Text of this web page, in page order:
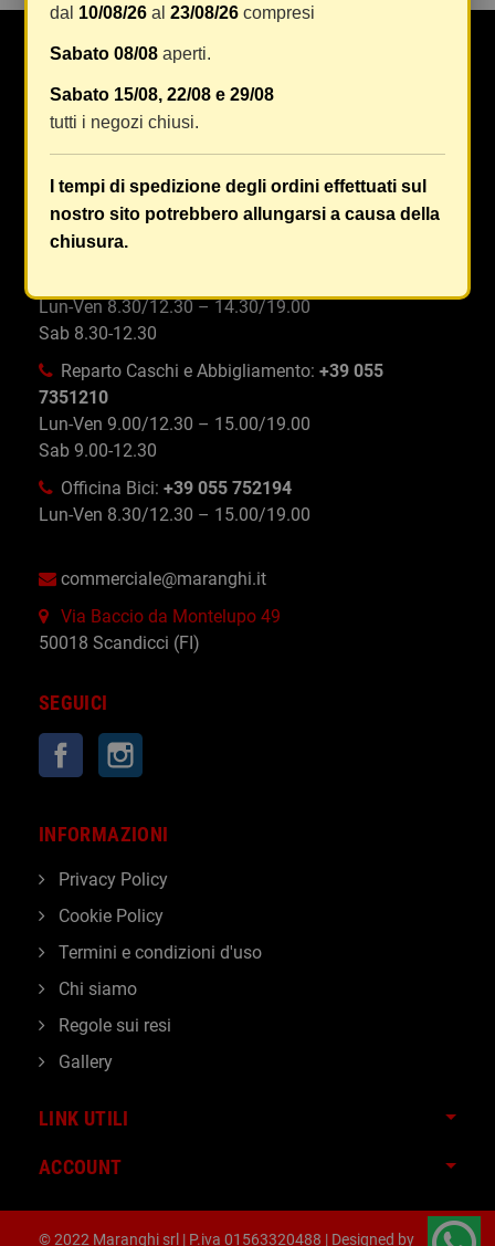
dal 10/08/26 al23/08/26 compresi
Sabato 08/08 aperti.
Sabato 15/08, 22/08 e 29/08
tutti i negozi chiusi.
I tempi di spedizione degli ordini effettuati sul
nostro sito potrebbero allungarsi a causa della
chiusura.
Da Oltre 50 anni Maranghi si occupa di ricambi e
accessori auto, moto, ciclo e abbigliamento specifico
e tecnico in tutta Firenze e provincia
Reparto Ricambi Auto:+39 055 750996
Lun-Ven 8.30/12.30 – 14.30/19.00
Sab 8.30-12.30
Lun-Ven 8.30/12.30 – 14.30/19.00
Sab 8.30-12.30
Reparto Caschi e Abbigliamento: +39 055
7351210
Lun-Ven 9.00/12.30 – 15.00/19.00
Sab 9.00-12.30
Officina Bici: +39 055 752194
Lun-Ven 8.30/12.30 – 15.00/19.00
commerciale@maranghi.it
Via Baccio da Montelupo 49
50018 Scandicci (FI)
SEGUICI
Facebook
LINK UTILI
ACCOUNT
INFORMAZIONI
Privacy Policy
Cookie Policy
Termini e condizioni d'uso
Chi siamo
Regole sui resi
Gallery
© 2022 Maranghi srl | P.iva 01563320488 | Designed by